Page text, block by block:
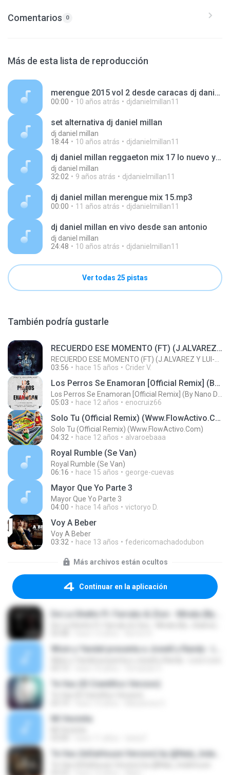
Comentarios 0
Más de esta lista de reproducción
merengue 2015 vol 2 desde caracas dj daniel millan.mp3
00:00 10 años atrás djdanielmillan11
set alternativa dj daniel millan
dj daniel millan
18:44
10 años atrás djdanielmillan11
dj daniel millan reggaeton mix 17 lo nuevo y lo mejor desde carabobo
dj daniel millan
32:02
9 años atrás djdanielmillan11
dj daniel millan merengue mix 15.mp3
00:00 11 años atrás djdanielmillan11
dj daniel millan en vivo desde san antonio
dj daniel millan
24:48
10 años atrás djdanielmillan11
Ver todas 25 pistas
También podría gustarle
RECUERDO ESE MOMENTO (FT) (J.ALVAREZ Y LUI-G 21 PLUS)
03:56
hace 15 años Crider V.
Los Perros Se Enamoran [Official Remix] (By Nano De La Geezy & Harold Pauta) (Www.FlowHoT.NeT)
05:03
hace 12 años enocruiz66
Solo Tu (Official Remix) (Www.FlowActivo.Com)
Solo Tu (Official Remix) (Www.FlowActivo.Com)
04:32
hace 12 años alvaroebaaa
Royal Rumble (Se Van)
Royal Rumble (Se Van)
06:16
hace 15 años george-cuevas
Mayor Que Yo Parte 3
Mayor Que Yo Parte 3
04:00
hace 14 años victoryo D.
Voy A Beber
Voy A Beber
03:32
hace 13 años federicomachadodubon
Más archivos están ocultos
Continuar en la aplicación
Te Vas (El Cientifico Version)
Mi Vecinita